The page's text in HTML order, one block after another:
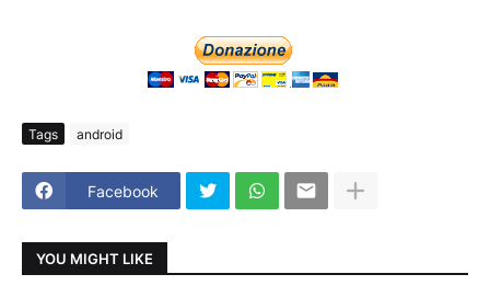
Tags android
Facebook
YOU MIGHT LIKE